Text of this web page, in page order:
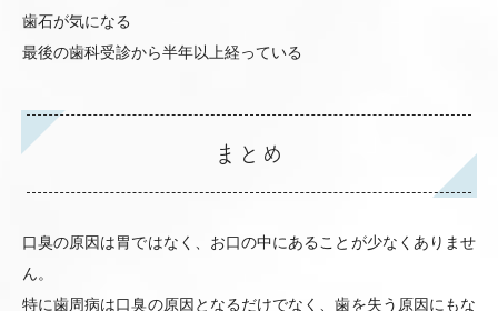
歯石が気になる
最後の歯科受診から半年以上経っている
まとめ
口臭の原因は胃ではなく、お口の中にあることが少なくありませ
ん。
特に歯周病は口臭の原因となるだけでなく、歯を失う原因にもな